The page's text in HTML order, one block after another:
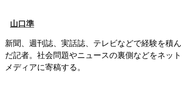
山口準
新聞、週刊誌、実話誌、テレビなどで経験を積ん
だ記者。社会問題やニュースの裏側などをネット
メディアに寄稿する。